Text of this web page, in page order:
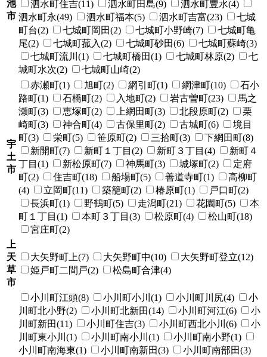
池
市
泗水町住吉(11)
泗水町田島(9)
泗水町豊水(4)
泗水町永(49)
泗水町福本(5) 泗水町吉富(23)
七城
町台(2)
七城町岡田(2) 七城町小野崎(7)
七城町亀
尾(2)
七城町菰入(2) 七城町砂田(6)
七城町蘇崎(3)
七城町流川(1)
七城町橋田(1) 七城町林原(2)
七
城町水次(2)
七城町山崎(2)
宇
土
市
赤瀬町(1) 旭町(2) 網引町(1) 網津町(10)
石小
路町(1)
石橋町(2) 入地町(2) 岩古曽町(23)
馬之
瀬町(3)
恵塚町(2) 上網田町(3) 北段原町(2)
栗
崎町(3)
神合町(4) 古保里町(2) 古城町(6)
境目
町(3)
栄町(5) 笹原町(2) 三拾町(3)
下網田町(8)
新開町(7)
新町１丁目(2) 新町３丁目(4)
新町４
丁目(1)
新松原町(7) 神馬町(3) 城塚町(2)
定府
町(2)
住吉町(18) 船場町(5) 善道寺町(1)
高柳町
(4)
立岡町(11) 築籠町(2) 椿原町(1)
戸口町(2)
長浜町(1)
野鶴町(5) 走潟町(21) 花園町(5)
本
町１丁目(1)
本町３丁目(3) 松原町(4)
松山町(18)
宮庄町(2)
上
天
草
市
大矢野町上(7) 大矢野町中(10)
大矢野町登立(12)
姫戸町二間戸(2)
松島町合津(4)
小川町江頭(8) 小川町小川(1) 小川町川尻(4)
小
川町北小野(2)
小川町北新田(14) 小川町河江(6)
小
川町新田(11)
小川町住吉(3) 小川町西北小川(6)
小
川町東小川(1)
小川町南小川(1)
小川町南小野(1)
小川町南海東(1)
小川町南新田(3)
小川町南部田(3)